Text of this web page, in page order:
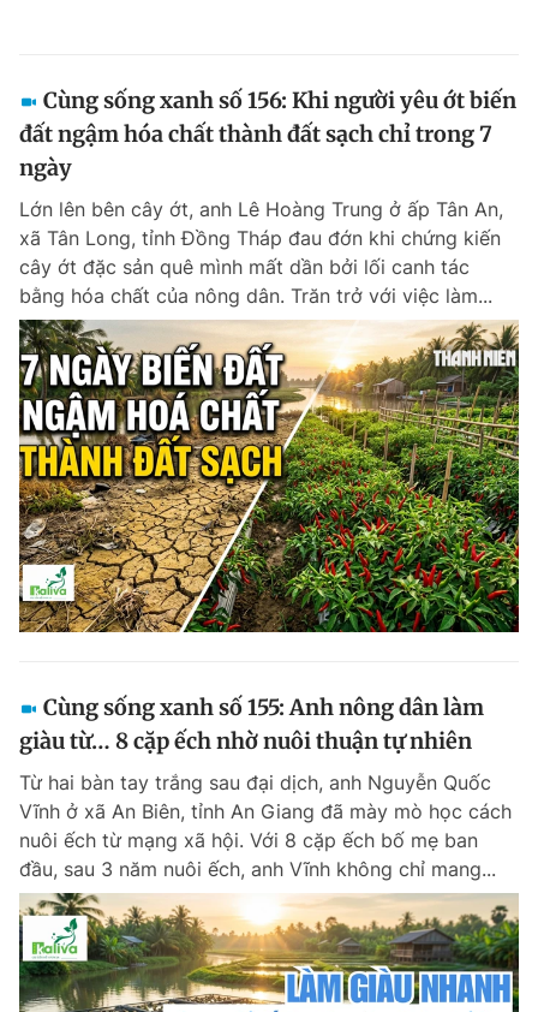
Cùng sống xanh số 156: Khi người yêu ớt biến
đất ngậm hóa chất thành đất sạch chỉ trong 7
ngày
Lớn lên bên cây ớt, anh Lê Hoàng Trung ở ấp Tân An,
xã Tân Long, tỉnh Đồng Tháp đau đớn khi chứng kiến
cây ớt đặc sản quê mình mất dần bởi lối canh tác
bằng hóa chất của nông dân. Trăn trở với việc làm...
Cùng sống xanh số 155: Anh nông dân làm
giàu từ… 8 cặp ếch nhờ nuôi thuận tự nhiên
Từ hai bàn tay trắng sau đại dịch, anh Nguyễn Quốc
Vĩnh ở xã An Biên, tỉnh An Giang đã mày mò học cách
nuôi ếch từ mạng xã hội. Với 8 cặp ếch bố mẹ ban
đầu, sau 3 năm nuôi ếch, anh Vĩnh không chỉ mang...